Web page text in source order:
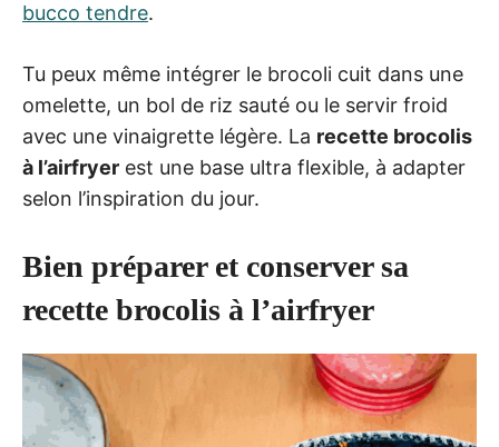
bucco tendre.
Tu peux même intégrer le brocoli cuit dans une
omelette, un bol de riz sauté ou le servir froid
avec une vinaigrette légère. La recette brocolis
à l’airfryer est une base ultra flexible, à adapter
selon l’inspiration du jour.
Bien préparer et conserver sa
recette brocolis à l’airfryer